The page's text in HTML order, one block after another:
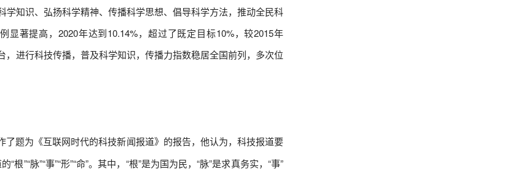
知识、弘扬科学精神、传播科学思想、倡导科学方法，推动全民科
著提高，2020年达到10.14%，超过了既定目标10%，较2015年
进行科技传播，普及科学知识，传播力指数稳居全国前列，多次位
题为《互联网时代的科技新闻报道》的报告，他认为，科技报道要
”“脉”“事”“形”“命”。其中，“根”是为国为民，“脉”是求真务实，“事”